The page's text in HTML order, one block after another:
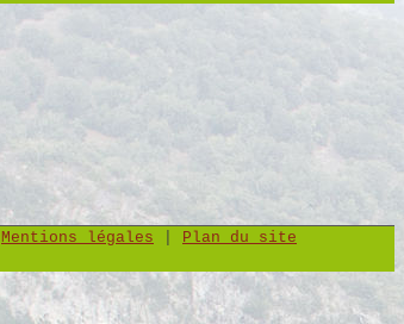
Mentions légales
Plan du site